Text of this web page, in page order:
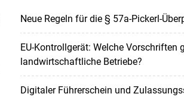
Neue Regeln für die § 57a-Pickerl-
EU-Kontrollgerät: Welche Vorschriften
landwirtschaftliche Betriebe?
Digitaler Führerschein und